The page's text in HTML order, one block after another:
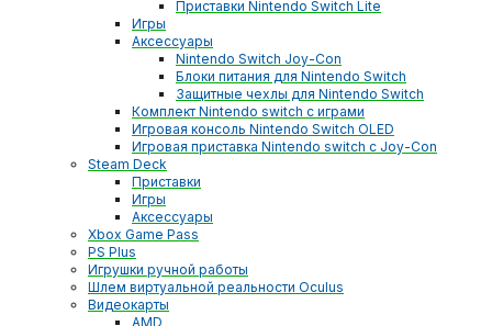
Приставки Nintendo Switch Lite
Игры
Аксессуары
Nintendo Switch Joy-Con
Блоки питания для Nintendo Switch
Защитные чехлы для Nintendo Switch
Комплект Nintendo switch с играми
Игровая консоль Nintendo Switch OLED
Игровая приставка Nintendo switch с Joy-Con
Steam Deck
Приставки
Игры
Аксессуары
Xbox Game Pass
PS Plus
Игрушки ручной работы
Шлем виртуальной реальности Oculus
Видеокарты
AMD